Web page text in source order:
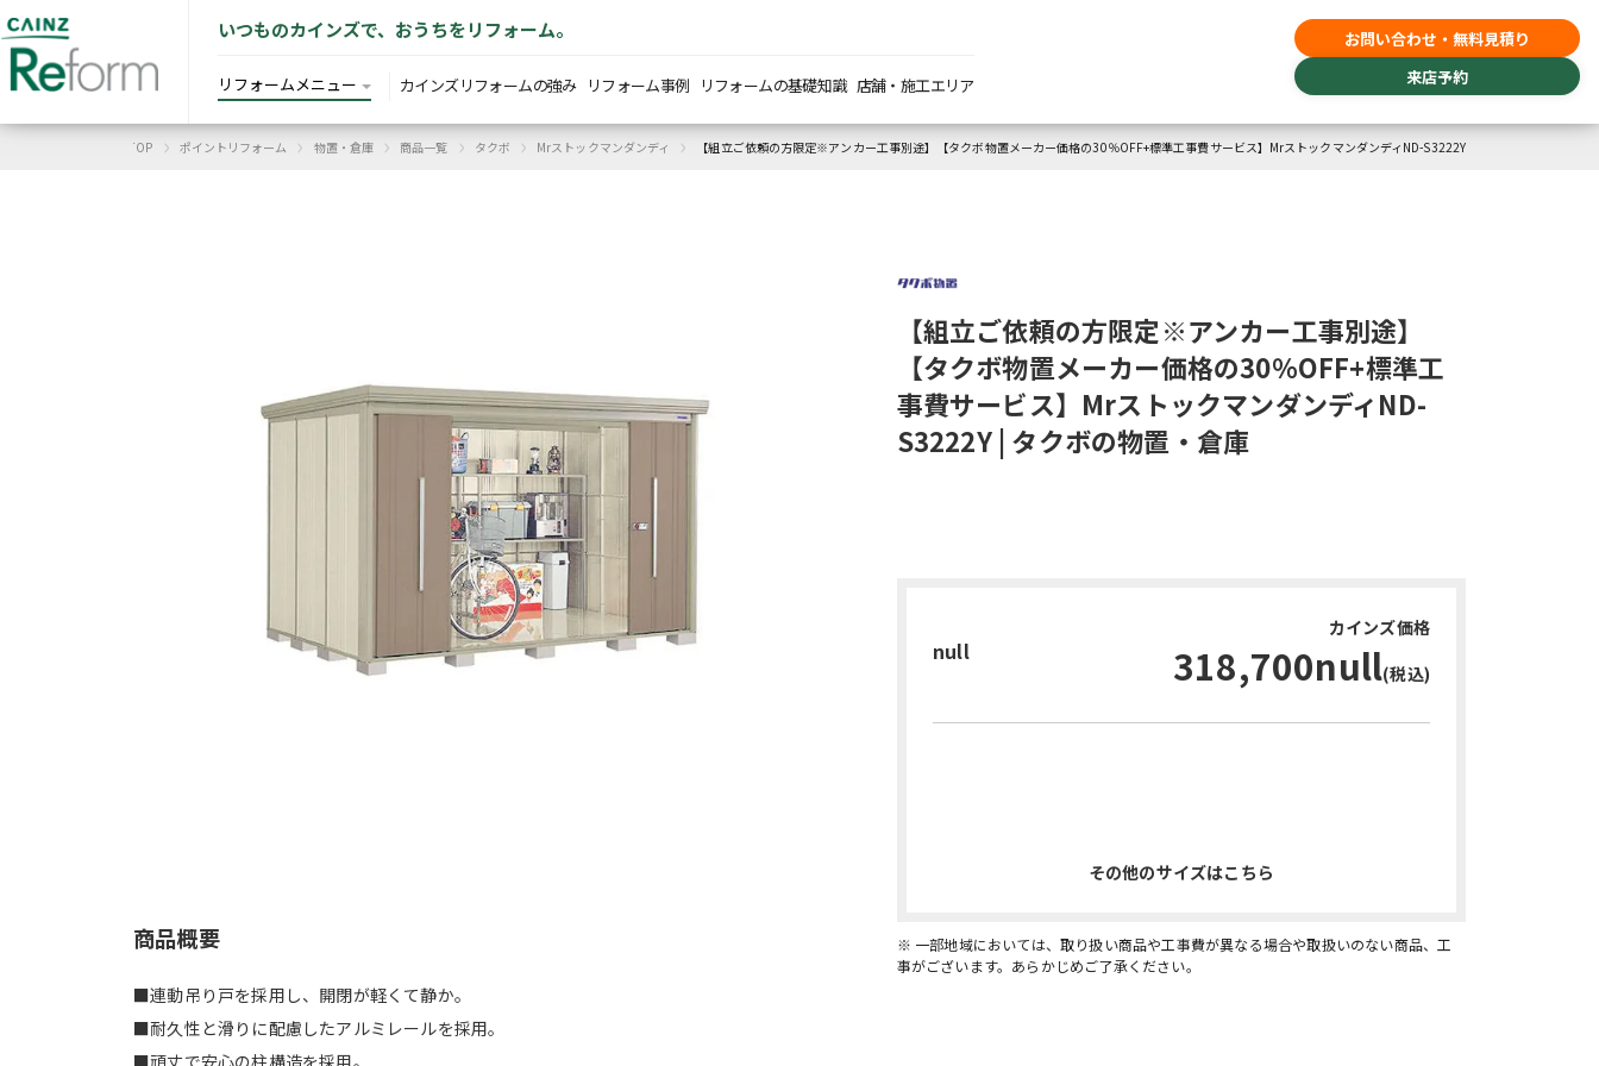
いつものカインズで、おうちをリフォーム。
リフォームメニュー カインズリフォームの強み リフォーム事例 リフォームの基礎知識 店舗・施工エリア
お問い合わせ・無料見積り
来店予約
カインズリフォーム TOP › ポイントリフォーム › 物置・倉庫 › 商品一覧 › タクボ › Mrストックマンダンディ › 【組立ご依頼の方限定※アンカー工事別途】【タクボ物置メーカー価格の30％OFF+標準工事費サービス】MrストックマンダンディND-S3222Y
商品概要
■連動吊り戸を採用し、開閉が軽くて静か。
■耐久性と滑りに配慮したアルミレールを採用。
■頑丈で安心の柱構造を採用。
【組立ご依頼の方限定※アンカー工事別途】
【タクボ物置メーカー価格の30％OFF+標準工
事費サービス】MrストックマンダンディND-
S3222Y | タクボの物置・倉庫
null
カインズ価格
318,700null(税込)
その他のサイズはこちら
※ 一部地域においては、取り扱い商品や工事費が異なる場合や取扱いのない商品、工
事がございます。あらかじめご了承ください。